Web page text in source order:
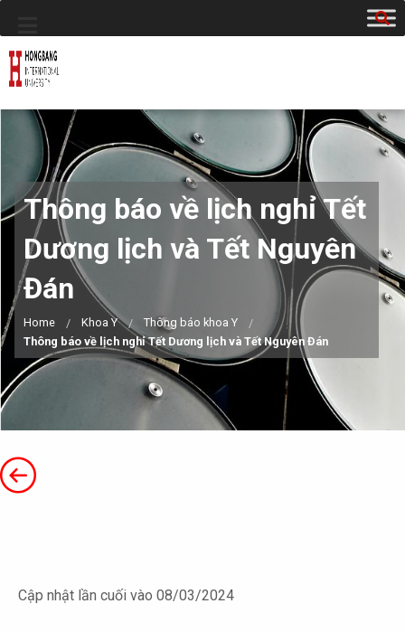
Thông báo về lịch nghỉ Tết
Dương lịch và Tết Nguyên
Đán
Home Khoa Y
Thông báo khoa Y
Thông báo về lịch nghỉ Tết Dương lịch và Tết Nguyên Đán
Cập nhật lần cuối vào 08/03/2024